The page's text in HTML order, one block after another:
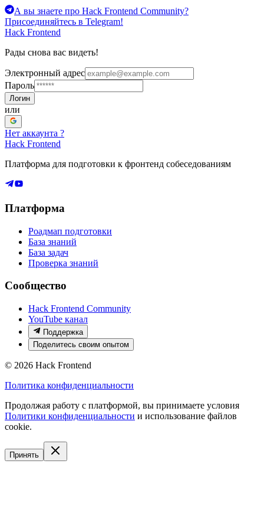
А вы знаете про Hack Frontend Community?
Присоединяйтесь в Telegram!
Hack Frontend
Рады снова вас видеть!
Электронный адрес
Пароль
Логин
или
Нет аккаунта ?
Hack Frontend
Платформа для подготовки к фронтенд собеседованиям
Платформа
Роадмап подготовки
База знаний
База задач
Проверка знаний
Сообщество
Hack Frontend Community
YouTube канал
Поддержка
Поделитесь своим опытом
© 2026 Hack Frontend
Политика конфиденциальности
Продолжая работу с платформой, вы принимаете условия
Политики конфиденциальности и использование файлов
cookie.
Принять